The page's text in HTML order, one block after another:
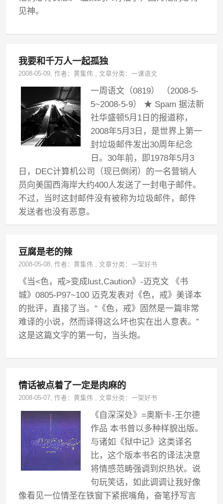
见神。
我要和千万人一起孤独
2008-05-09, 作者：黄集伟 ,文章分类：一课语文
一周语文（0819） （2008-5-
5~2008-5-9） ★ Spam 据法新
社华盛顿5月1日的报道称，
2008年5月3日，是世界上第一
封垃圾邮件发出30周年纪念
日。30年前，即1978年5月3
日，DEC计算机公司（现已倒闭）的一名营销人
员向美国西海岸大约400人发送了一封电子邮件。
不过，当时这封邮件没有被称为垃圾邮件，邮件
发送者也没有恶意。
豆腐是老的辣
2008-05-08, 作者：黄集伟 ,文章分类：一架好书
《当<色，戒>变成lust,Caution》-迈克文 《书
城》0805-P97~100 迈克发表对《色，戒》美译本
的批评，直接了当。“《色，戒》固然是一篇非常
难译的小说，然而译得这么坏也实在出人意表。”
这是这篇文字的第一句，当头炮。
情话被点着了一定是肉麻的
2008-05-07, 作者：黄集伟 ,文章分类：一架好书
《自深深处》=奥斯卡-王尔德
作品 本书曾以多种样貌出版。
与诸如《狱中记》这类译名
比，这个版本书名的译法决意
将情感范畴强调到炽热状。说
句玩笑话，如此调调让我好像
像看见一位情圣在铁窗下紧抿嘴角，奋笔抒写言